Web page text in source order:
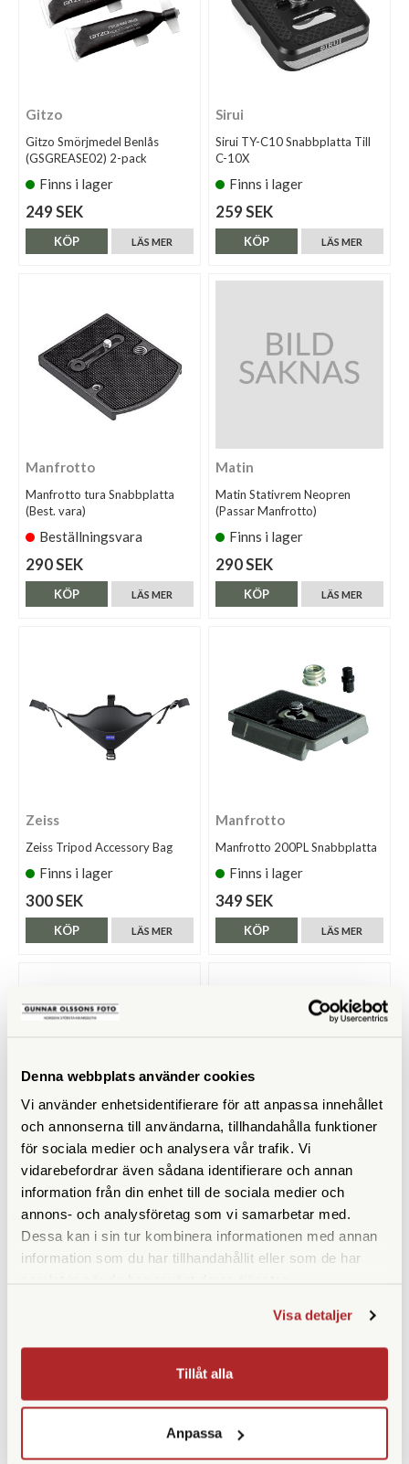
Denna webbplats använder cookies
Vi använder enhetsidentifierare för att anpassa innehållet
och annonserna till användarna, tillhandahålla funktioner
för sociala medier och analysera vår trafik. Vi
vidarebefordrar även sådana identifierare och annan
information från din enhet till de sociala medier och
annons- och analysföretag som vi samarbetar med.
Dessa kan i sin tur kombinera informationen med annan
information som du har tillhandahållit eller som de har
Visa detaljer
Tillåt alla
Anpassa
Gitzo
Gitzo Smörjmedel Benlås
(GSGREASE02) 2-pack
Finns i lager
249 SEK
LÄS MER
KÖP
Sirui
Sirui TY-C10 Snabbplatta Till
C-10X
Finns i lager
259 SEK
LÄS MER
KÖP
Manfrotto
Manfrotto tura Snabbplatta
(Best. vara)
Beställningsvara
290 SEK
LÄS MER
KÖP
Matin
Matin Stativrem Neopren
(Passar Manfrotto)
Finns i lager
290 SEK
LÄS MER
KÖP
Zeiss
Zeiss Tripod Accessory Bag
Finns i lager
300 SEK
LÄS MER
KÖP
Manfrotto
Manfrotto 200PL Snabbplatta
Finns i lager
349 SEK
LÄS MER
KÖP
Vortex
Handkikareadapter för stativ
(VT-TRA-BINDAP2)
Finns i lager
390 SEK
Manfrotto
Tillfälligt slut
390 SEK